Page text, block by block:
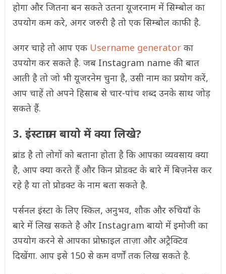
होगा और जितना बन सकते उतना यूजरनाम में सिम्बोल का
उपयोग कम करे, अगर जरुरी है तो एक सिम्बोल काफी है.
अगर चाहे तो आप एक Username generatorका
उपयोग कर सकते है. जब Instagram name की बात
आती है तो जो भी यूजरनेम चुना है, उसी नाम का प्रयोग करें,
आप चाहें तो अपने हिसाब से चार-पांच शब्द उनके साथ जोड़
सकते हैं.
3. इंस्टाग्राम बायो में क्या लिखे?
ब्रांड है तो लोगों को बताना होता है कि आपका व्यवसाय क्या
है, आप क्या करते हैं और किन प्रोडक्ट के बारे में बिज़नेस कर
रहे है या तो प्रोडक्ट के नाम बता सकते है.
पर्सनल इंस्टा के लिए स्किल, अनुभव, शौक और रुचियाँ के
बारे में लिख सकते है और Instagram बायो में इमोजी का
उपयोग करने से आपका प्रोफ़ाइल ताज़ा और अट्रैक्टिव
दिखेंगा. आप इसे 150 से कम वर्णों तक लिख सकते है.